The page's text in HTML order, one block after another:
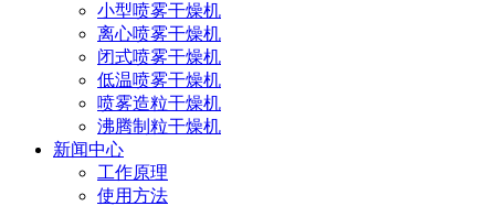
小型喷雾干燥机
离心喷雾干燥机
闭式喷雾干燥机
低温喷雾干燥机
喷雾造粒干燥机
沸腾制粒干燥机
新闻中心
工作原理
使用方法